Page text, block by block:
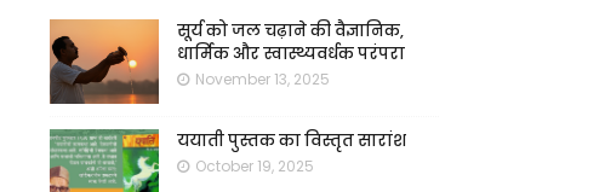
सूर्य को जल चढ़ाने की वैज्ञानिक,
धार्मिक और स्वास्थ्यवर्धक परंपरा
November 13, 2025
ययाती पुस्तक का विस्तृत सारांश
October 19, 2025